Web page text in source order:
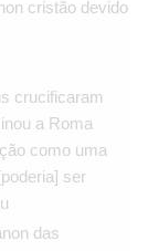
cristão devido
crucificaram
a Roma
como uma
ser
das